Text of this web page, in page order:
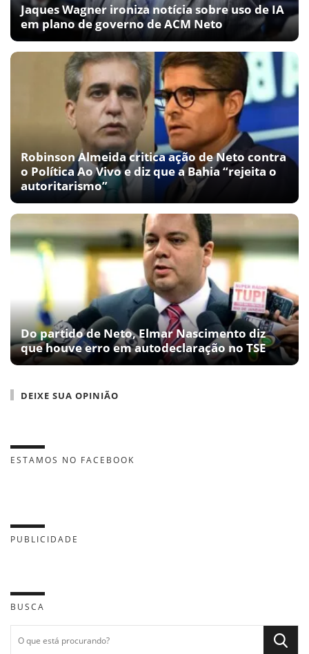
Jaques Wagner ironiza notícia sobre uso de IA
em plano de governo de ACM Neto
Robinson Almeida critica ação de Neto contra
o Política Ao Vivo e diz que a Bahia “rejeita o
autoritarismo”
Do partido de Neto, Elmar Nascimento diz
que houve erro em autodeclaração no TSE
DEIXE SUA OPINIÃO
ESTAMOS NO FACEBOOK
PUBLICIDADE
BUSCA